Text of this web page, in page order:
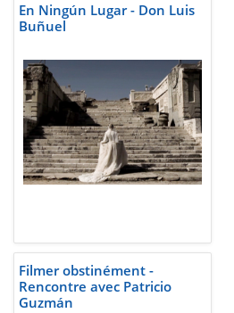
En Ningún Lugar - Don Luis
Buñuel
Filmer obstinément -
Rencontre avec Patricio
Guzmán